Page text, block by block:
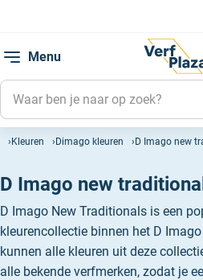
Menu
Kleuren Dimago kleuren D Imago new
D Imago new
D Imago New Traditionals is een
kleurencollectie binnen het D
kunnen alle kleuren uit deze
alle bekende verfmerken, zodat je